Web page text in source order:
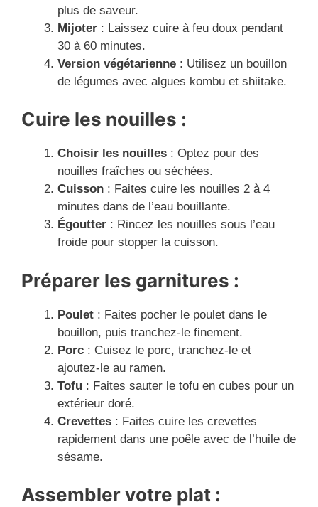
plus de saveur.
Mijoter : Laissez cuire à feu doux pendant
30 à 60 minutes.
Version végétarienne : Utilisez un bouillon
de légumes avec algues kombu et shiitake.
Cuire les nouilles :
Choisir les nouilles : Optez pour des
nouilles fraîches ou séchées.
Cuisson : Faites cuire les nouilles 2 à 4
minutes dans de l’eau bouillante.
Égoutter : Rincez les nouilles sous l’eau
froide pour stopper la cuisson.
Préparer les garnitures :
Poulet : Faites pocher le poulet dans le
bouillon, puis tranchez-le finement.
Porc : Cuisez le porc, tranchez-le et
ajoutez-le au ramen.
Tofu : Faites sauter le tofu en cubes pour un
extérieur doré.
Crevettes : Faites cuire les crevettes
rapidement dans une poêle avec de l’huile de
sésame.
Assembler votre plat :